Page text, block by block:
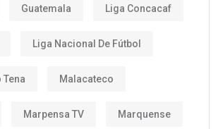
Guatemala Liga Concacaf
Liga Nacional De Fútbol
Malacateco
Marpensa TV Marquense